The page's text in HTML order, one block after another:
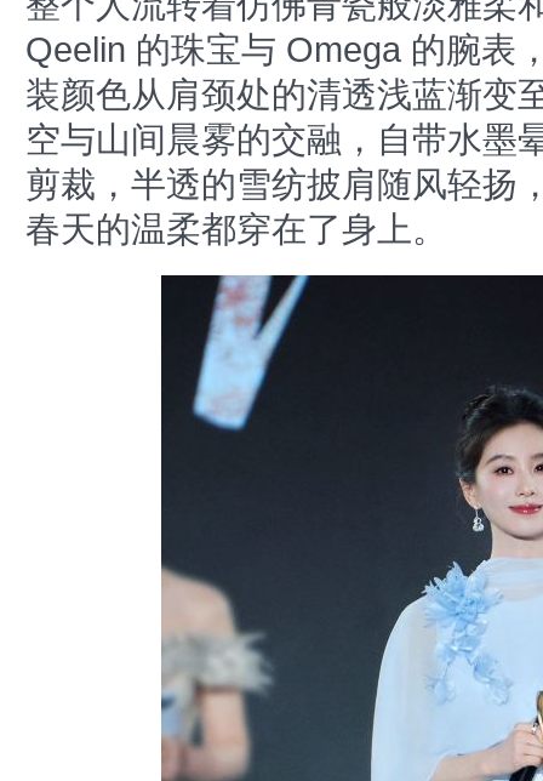
Qeelin 的珠宝与 Omega 的腕表
装颜色从肩颈处的清透浅蓝渐变
空与山间晨雾的交融，自带水墨
剪裁，半透的雪纺披肩随风轻扬
春天的温柔都穿在了身上。